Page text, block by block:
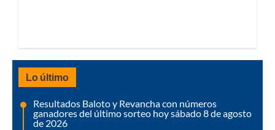
Lo último
Resultados Baloto y Revancha con números
ganadores del último sorteo hoy sábado 8 de agosto
de 2026